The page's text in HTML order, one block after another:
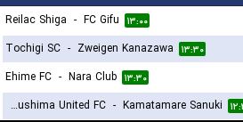
Reilac Shiga - FC Gifu ۱۳:۰۰
Tochigi SC - Zweigen Kanazawa ۱۳:۳۰
Ehime FC - Nara Club ۱۳:۳۰
Fukushima United FC
- Kamatamare Sanuki